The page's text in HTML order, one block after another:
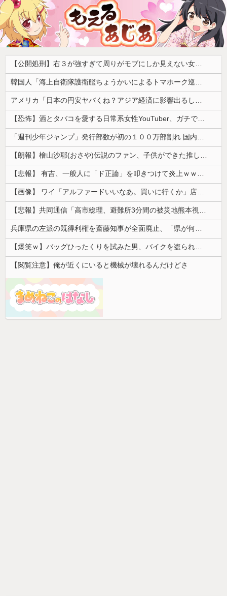
【公開処刑】右３が強すぎて周りがモブにしか見えない女子の集団ｗｗｗｗ 【Pickup05153411】
韓国人「海上自衛隊護衛艦ちょうかいによるトマホーク巡航ミサイルの実射試験に韓国人が衝撃！」→「着々と進む最新鋭の防衛装備‥」
アメリカ「日本の円安ヤバくね？アジア経済に影響出るし。」
【恐怖】酒とタバコを愛する日常系女性YouTuber、ガチで体が終わる・・・
「週刊少年ジャンプ」発行部数が初の１００万部割れ 国内の紙雑誌で「１００万部超」ゼロに
【朗報】檜山沙耶(おさや)伝説のファン、子供ができた推しへの正直な気持ちを語るwwwww
【悲報】 有吉、一般人に「ド正論」を叩きつけて炎上ｗｗｗｗｗｗｗｗ
【画像】 ワイ「アルファードいいなあ。買いに行くか」店員「ほいっ見積もりな！」ワイ「金額おかしくね？」←お前らもそう思うよな？？？？？
【悲報】共同通信「高市総理、避難所3分間の被災地熊本視察動画に批判！」 → 内閣報道官「避難所視察は51分間！大変な状況の中で、1時間近く受け入れていただき、感謝！」
兵庫県の左派の既得利権を斎藤知事が全面廃止、「県が何をするねん？」と存在意義そのものが不明で……
【爆笑ｗ】バッグひったくりを試みた男、バイクを盗られる！
【閲覧注意】俺が近くにいると機械が壊れるんだけどさ